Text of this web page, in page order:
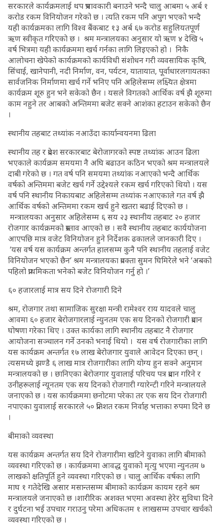
सरकारले कार्यक्रमलाई थप प्रभावकारी बनाउने भन्दै चालु आबमा ५ अर्ब १
करोड रकम विनियोजन गरेको छ । त्यति रकम पनि अपुग भएको भन्दै
यही कार्यक्रमका लागि विश्व बैंकबाट १३ अर्ब ६७ करोड सहुलियतपूर्ण
ऋण स्वीकृत गरिएकाे छ । श्रम मन्त्रालयका अनुसार यो ऋण ४ देखि ५
वर्ष भित्रमा यही कार्यक्रममा खर्च गर्नका लागि लिइएको हो । निकै
आलोचना खेपेको कार्यक्रमको कार्यविधी संशोधन गरी व्यवसायिक कृषि,
सिंचाई, खानेपानी, नदी निर्माण, वन, पर्यटन, यातायात, पूर्वाधारलगायतका
सार्वजनिक निर्माणमा खर्च गर्ने भनिए पनि अहिलेसम्म लक्ष्यित क्षेत्रमा
कार्यक्रम शूरु हुन भने सकेको छैन । यसले विगतको आर्थिक वर्ष झै शूरुमा
काम नहुने तर आबको अन्तिममा बजेट सक्ने आशंका हटाउन सकेको छैन
।
स्थानीय तहबाट तथ्यांक नआउँदा कार्यान्वयनमा ढिला
स्थानीय तह र प्रदेश सरकारबाट बेरोजागरको स्पष्ट तथ्यांक आउन ढिला
भएकाले कार्यक्रम समयमा नै अघि बढाउन कठिन भएको श्रम मन्त्रालयले
दाबी गरेकाे छ । गत वर्ष पनि समयमा तथ्यांक नआएको भन्दै आर्थिक
वर्षको अन्तिममा बजेट खर्च गर्ने उद्देश्यले रकम खर्च गरिएको थियो । यस
वर्ष पनि स्थानीय निकायबाट अहिलेसम्म तथ्यांक नआएकाले गत वर्ष झै
आर्थिक वर्षको अन्तिममा रकम खर्च हुने खतरा बढाई दिएको छ ।
मन्त्रालयका अनुसार अहिलेसम्म ६ सय २३ स्थानीय तहबाट २० हजार
रोजगार कार्यक्रमको प्रस्ताव आएको छ । सवै स्थानीय तहबाट कार्ययोजना
आएपछि मात्र वजेट विनियोजन हुने निर्देशक ढकालले जानकारी दिए ।
‘यस वर्ष यस कार्यक्रम अन्तर्गत हालसम्म कुनै पनि स्थानीय तहलाई वजेट
विनियोजन भएको छैन’ श्रम मन्त्रालयका प्रवक्ता सुमन घिमिरेले भने ‘अबको
पहिलो प्राथमिकता भनेको बजेट विनियोजन गर्नु हो ।’
६० हजारलाई मात्र सय दिने रोजगारी दिने
श्रम, रोजगार तथा सामाजिक सुरक्षा मन्त्री रामेश्वर राय यादवले चालु
आवमा ६० हजार बेरोजगारलाई न्युनतम एक सय दिनको रोजगारी प्रदान
घोषणा गरेका थिए । उक्त कार्यका लागि स्थानीय तहबाट नै रोजगार
आयोजना सञ्चालन गर्ने उनको भनाई थियो । यस वर्ष रोजगारीका लागि
यस कार्यक्रम अन्तर्गत १७ लाख बेरोजगार युवाले आवेदन दिएका छन् ।
त्यसमध्ये झण्डै ६ लाख मात्र रोजगारीका लागि योग्य हुन सक्ने अनुमान
मन्त्रालयको छ । छानिएका बेरोजगार युवालाई परिचय पत्र प्रदान गरिने र
उनीहरूलाई न्यूनतम एक सय दिनको रोजगारी ग्यारेन्टी गरिने मन्त्रालयले
जनाएको छ । यस कार्यक्रममा छनोटमा परेका तर एक सय दिन रोजगारी
नपाएका युवालाई सरकारले ५० प्रतिशत रकम निर्वाह भत्ताका रुपमा दिने छ
।
बीमाको व्यवस्था
यस कार्यक्रम अन्तर्गत सय दिने रोजगारीमा खटिने युवाका लागि बीमाको
व्यवस्था गरिएको छ । कार्यक्रममा आवद्ध युवाको मृत्यु भएमा न्युनतम ७
लाखको क्षतिपूर्ति हुने व्यवस्था गरिएको छ । चालु आर्थिक वर्षका लागि
माघ १ गतेदेखि असार मसान्तसम्म बीमाको कार्यक्रम कायम रहने श्रम
मन्त्रालयले जनाएको छ ।शारीरिक अशक्त भएमा अवस्था हेरेर सुविधा दिने
र दुर्घटना भई उपचार गराउनु परेमा अधिकतम १ लाखसम्म उपचार खर्चको
व्यवस्था गरिएको छ ।